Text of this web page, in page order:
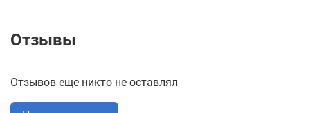
Отзывы
Отзывов еще никто не оставлял